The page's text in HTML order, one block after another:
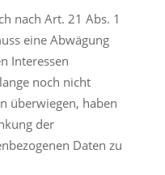
nach Art. 21 Abs. 1
eine Abwägung
Interessen
noch nicht
überwiegen, haben
der
Daten zu